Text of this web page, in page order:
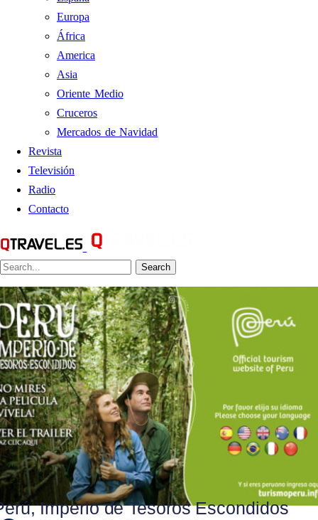
Europa
África
America
Asia
Oriente Medio
Cruceros
Mercados de Navidad
Revista
Televisión
Radio
Contacto
Search
Imperio de Tesoros Escondidos